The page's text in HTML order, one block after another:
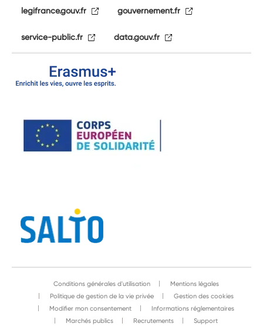
legifrance.gouv.fr gouvernement.fr
service-public.fr data.gouv.fr
Conditions générales d'utilisation
Mentions légales
Politique de gestion de la vie privée
Gestion des cookies
Modifier mon consentement
Informations réglementaires
Marchés publics
Recrutements
Support